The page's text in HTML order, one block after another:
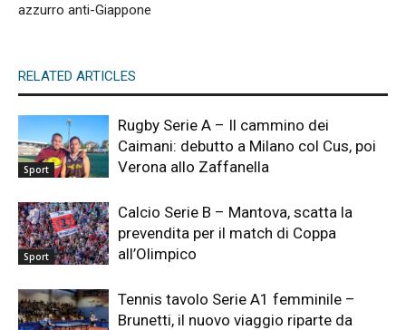
azzurro anti-Giappone
RELATED ARTICLES
Sport
Rugby Serie A – Il cammino dei
Caimani: debutto a Milano col Cus, poi
Verona allo Zaffanella
Sport
Calcio Serie B – Mantova, scatta la
prevendita per il match di Coppa
all’Olimpico
Tennis tavolo Serie A1 femminile –
Brunetti, il nuovo viaggio riparte da